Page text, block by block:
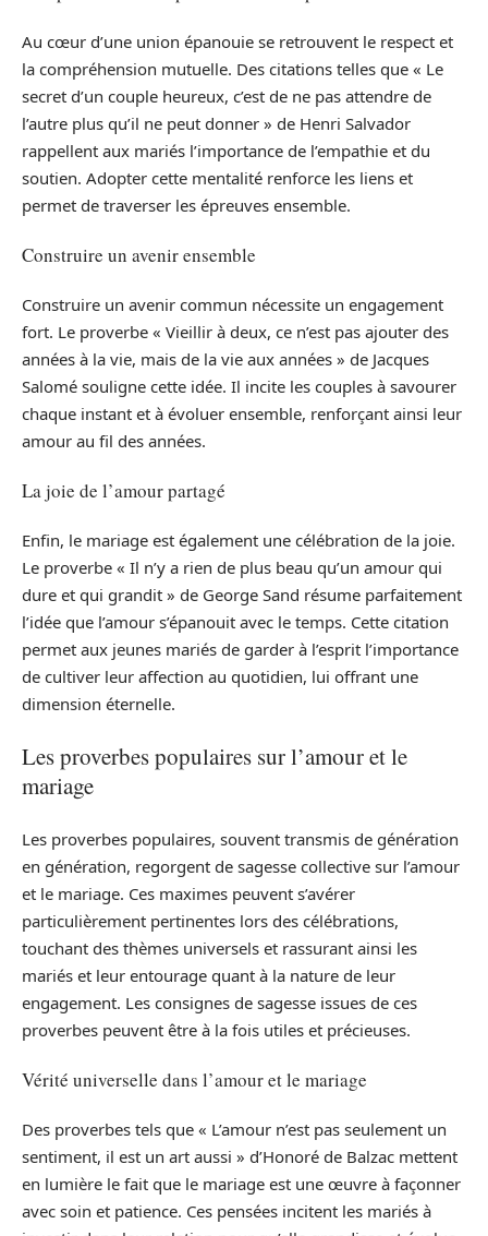
Au cœur d’une union épanouie se retrouvent le respect et
la compréhension mutuelle. Des citations telles que « Le
secret d’un couple heureux, c’est de ne pas attendre de
l’autre plus qu’il ne peut donner » de Henri Salvador
rappellent aux mariés l’importance de l’empathie et du
soutien. Adopter cette mentalité renforce les liens et
permet de traverser les épreuves ensemble.
Construire un avenir ensemble
Construire un avenir commun nécessite un engagement
fort. Le proverbe « Vieillir à deux, ce n’est pas ajouter des
années à la vie, mais de la vie aux années » de Jacques
Salomé souligne cette idée. Il incite les couples à savourer
chaque instant et à évoluer ensemble, renforçant ainsi leur
amour au fil des années.
La joie de l’amour partagé
Enfin, le mariage est également une célébration de la joie.
Le proverbe « Il n’y a rien de plus beau qu’un amour qui
dure et qui grandit » de George Sand résume parfaitement
l’idée que l’amour s’épanouit avec le temps. Cette citation
permet aux jeunes mariés de garder à l’esprit l’importance
de cultiver leur affection au quotidien, lui offrant une
dimension éternelle.
Les proverbes populaires sur l’amour et le
mariage
Les proverbes populaires, souvent transmis de génération
en génération, regorgent de sagesse collective sur l’amour
et le mariage. Ces maximes peuvent s’avérer
particulièrement pertinentes lors des célébrations,
touchant des thèmes universels et rassurant ainsi les
mariés et leur entourage quant à la nature de leur
engagement. Les consignes de sagesse issues de ces
proverbes peuvent être à la fois utiles et précieuses.
Vérité universelle dans l’amour et le mariage
Des proverbes tels que « L’amour n’est pas seulement un
sentiment, il est un art aussi » d’Honoré de Balzac mettent
en lumière le fait que le mariage est une œuvre à façonner
avec soin et patience. Ces pensées incitent les mariés à